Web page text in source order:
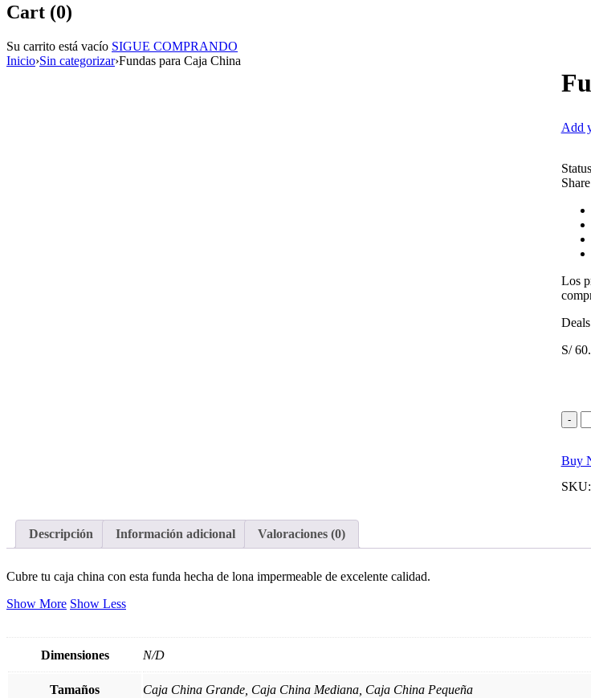
Cart (0)
Su carrito está vacío SIGUE COMPRANDO
Inicio›Sin categorizar›Fundas para Caja China
Add
Share
Los
S/
Buy
SKU:
Descripción Información adicional Valoraciones (0)
Cubre tu caja china con esta funda hecha de lona impermeable de excelente calidad.
Show More Show Less
Dimensiones N/D
Tamaños Caja China Grande, Caja China Mediana, Caja China Pequeña